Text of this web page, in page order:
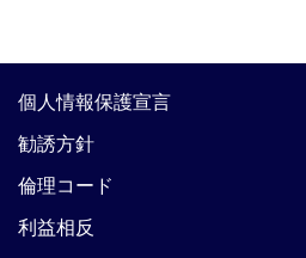
個人情報保護宣言
勧誘方針
倫理コード
利益相反